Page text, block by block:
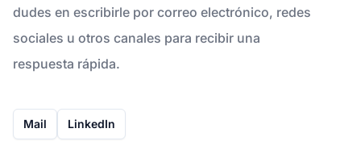
dudes en escribirle por correo electrónico, redes
sociales u otros canales para recibir una
respuesta rápida.
Mail LinkedIn